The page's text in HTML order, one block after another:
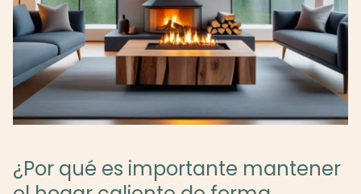
¿Por qué es importante mantener